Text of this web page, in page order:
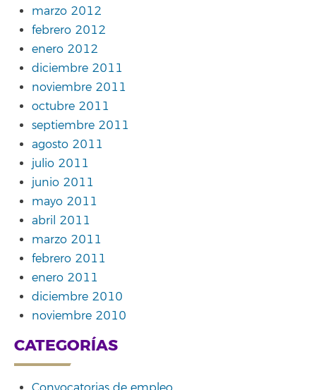
marzo 2012
febrero 2012
enero 2012
diciembre 2011
noviembre 2011
octubre 2011
septiembre 2011
agosto 2011
julio 2011
junio 2011
mayo 2011
abril 2011
marzo 2011
febrero 2011
enero 2011
diciembre 2010
noviembre 2010
CATEGORÍAS